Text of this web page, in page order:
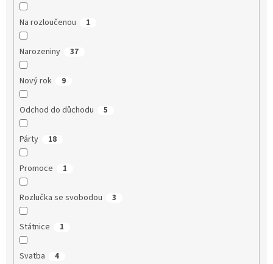
Na rozloučenou 1
Narozeniny 37
Nový rok 9
Odchod do důchodu 5
Párty 18
Promoce 1
Rozlučka se svobodou 3
Státnice 1
Svatba 4